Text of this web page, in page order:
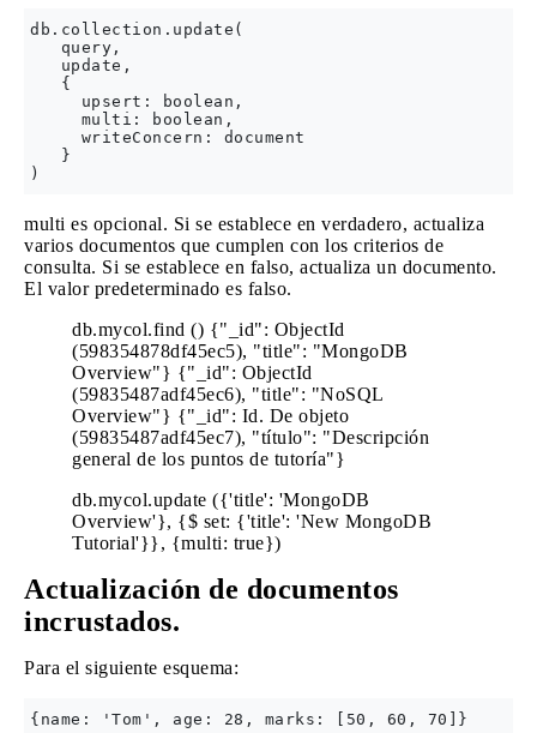
db.collection.update(
   query,
   update,
   {
     upsert: boolean,
     multi: boolean,
     writeConcern: document
   }
multi es opcional. Si se establece en verdadero, actualiza
varios documentos que cumplen con los criterios de
consulta. Si se establece en falso, actualiza un documento.
El valor predeterminado es falso.
db.mycol.find () {"_id": ObjectId
(598354878df45ec5), "title": "MongoDB
Overview"} {"_id": ObjectId
(59835487adf45ec6), "title": "NoSQL
Overview"} {"_id": Id. De objeto
(59835487adf45ec7), "título": "Descripción
general de los puntos de tutoría"}
db.mycol.update ({'title': 'MongoDB
Overview'}, {$ set: {'title': 'New MongoDB
Tutorial'}}, {multi: true})
Actualización de documentos
incrustados.
Para el siguiente esquema: